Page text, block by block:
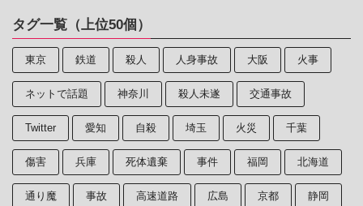
タグ一覧（上位50個）
東京 鉄道 殺人 人身事故 大阪 火事
ネットで話題 神奈川 殺人未遂 交通事故
Twitter 愛知 自殺 埼玉 火災 千葉
傷害 兵庫 死体遺棄 事件 福岡 北海道
通り魔 事故 高速道路 広島 京都 静岡